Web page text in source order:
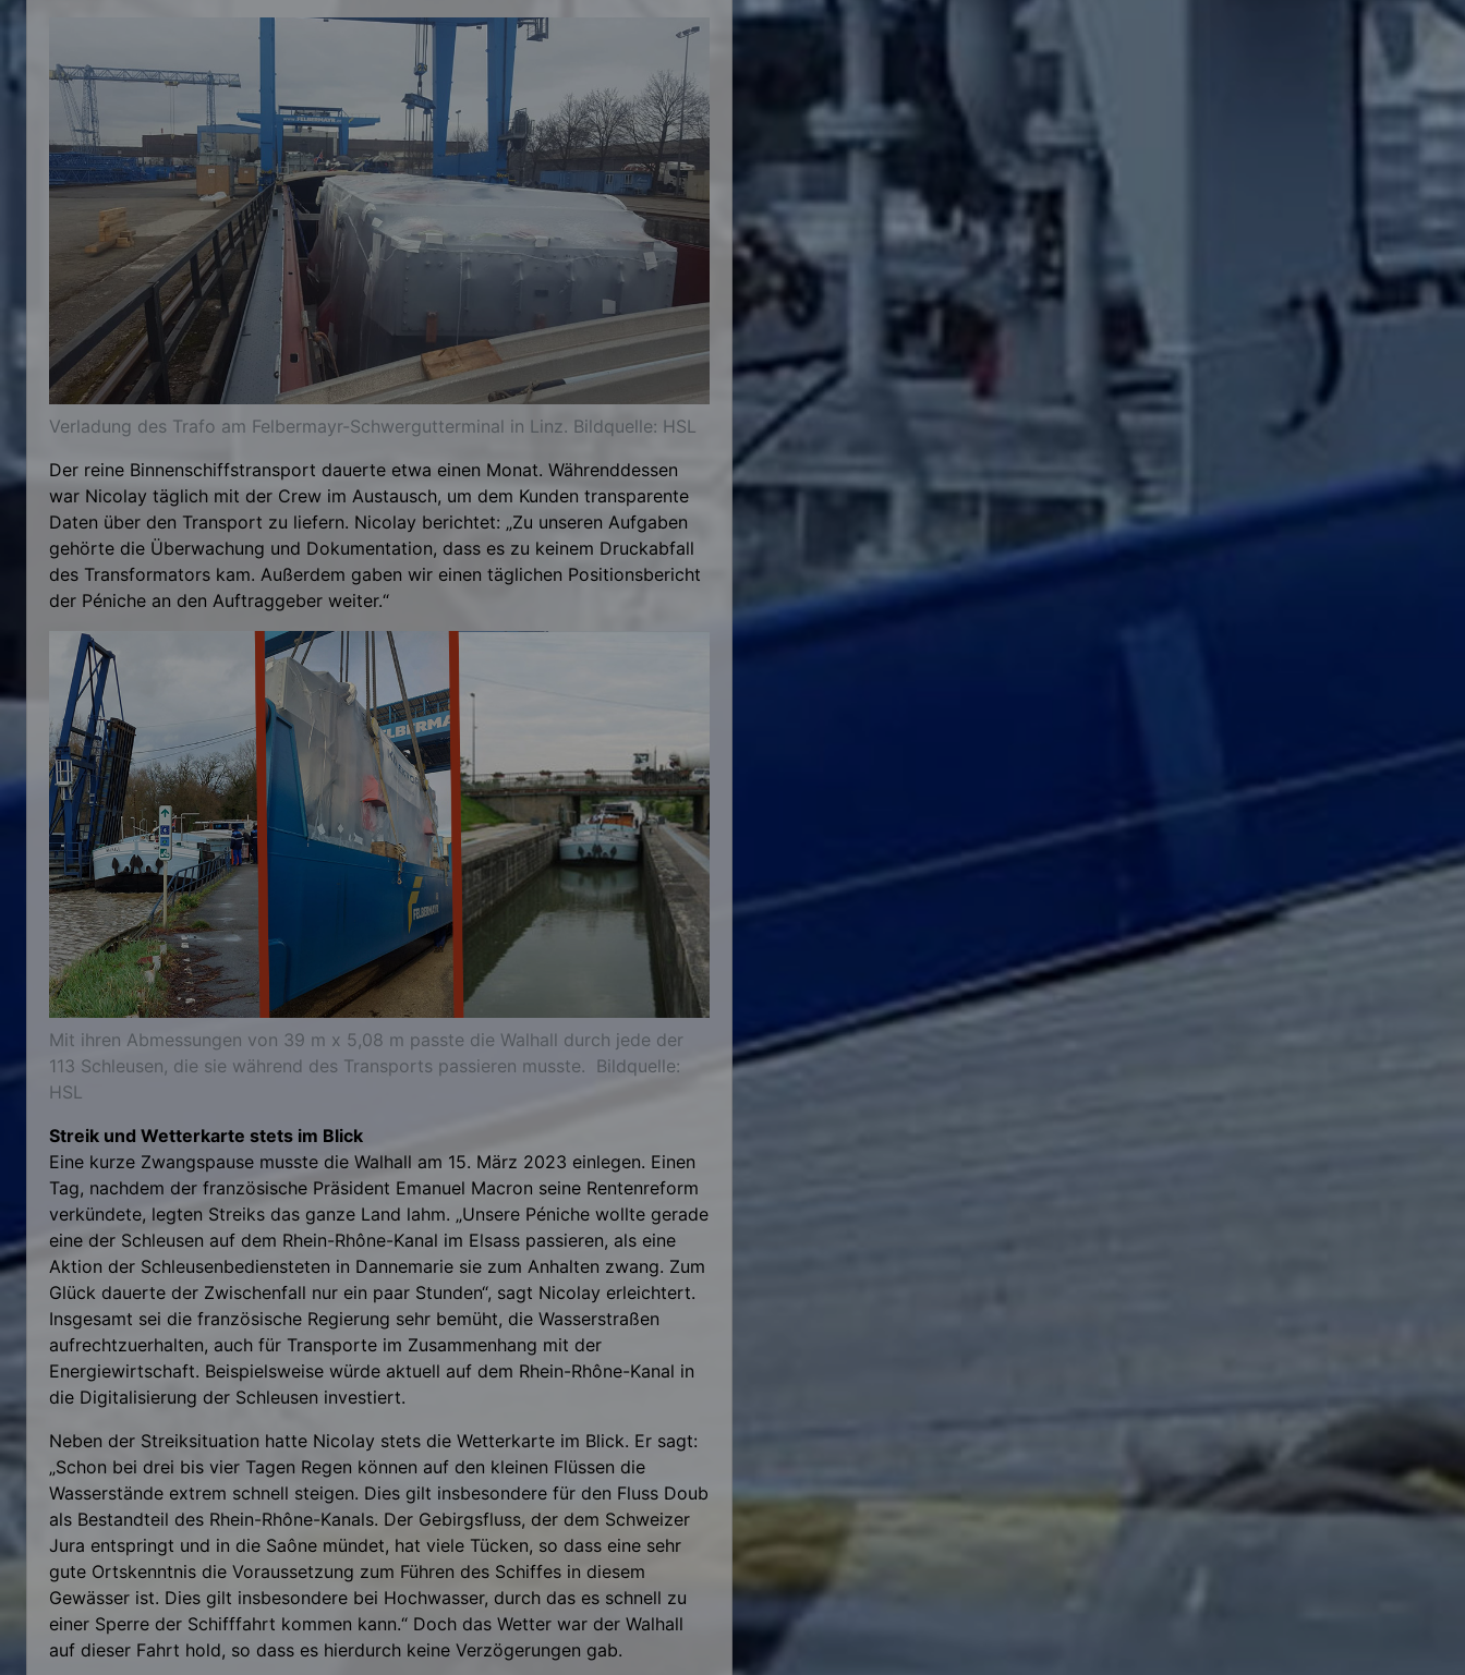
Verladung des Trafo am Felbermayr-Schwergutterminal in Linz. Bildquelle: HSL
Der reine Binnenschiffstransport dauerte etwa einen Monat. Währenddessen
war Nicolay täglich mit der Crew im Austausch, um dem Kunden transparente
Daten über den Transport zu liefern. Nicolay berichtet: „Zu unseren Aufgaben
gehörte die Überwachung und Dokumentation, dass es zu keinem Druckabfall
des Transformators kam. Außerdem gaben wir einen täglichen Positionsbericht
der Péniche an den Auftraggeber weiter.“
Mit ihren Abmessungen von 39 m x 5,08 m passte die Walhall durch jede der
113 Schleusen, die sie während des Transports passieren musste. Bildquelle:
HSL
Streik und Wetterkarte stets im Blick
Eine kurze Zwangspause musste die Walhall am 15. März 2023 einlegen. Einen
Tag, nachdem der französische Präsident Emanuel Macron seine Rentenreform
verkündete, legten Streiks das ganze Land lahm. „Unsere Péniche wollte gerade
eine der Schleusen auf dem Rhein-Rhône-Kanal im Elsass passieren, als eine
Aktion der Schleusenbediensteten in Dannemarie sie zum Anhalten zwang. Zum
Glück dauerte der Zwischenfall nur ein paar Stunden“, sagt Nicolay erleichtert.
Insgesamt sei die französische Regierung sehr bemüht, die Wasserstraßen
aufrechtzuerhalten, auch für Transporte im Zusammenhang mit der
Energiewirtschaft. Beispielsweise würde aktuell auf dem Rhein-Rhône-Kanal in
die Digitalisierung der Schleusen investiert.
Neben der Streiksituation hatte Nicolay stets die Wetterkarte im Blick. Er sagt:
„Schon bei drei bis vier Tagen Regen können auf den kleinen Flüssen die
Wasserstände extrem schnell steigen. Dies gilt insbesondere für den Fluss Doub
als Bestandteil des Rhein-Rhône-Kanals. Der Gebirgsfluss, der dem Schweizer
Jura entspringt und in die Saône mündet, hat viele Tücken, so dass eine sehr
gute Ortskenntnis die Voraussetzung zum Führen des Schiffes in diesem
Gewässer ist. Dies gilt insbesondere bei Hochwasser, durch das es schnell zu
einer Sperre der Schifffahrt kommen kann.“ Doch das Wetter war der Walhall
auf dieser Fahrt hold, so dass es hierdurch keine Verzögerungen gab.